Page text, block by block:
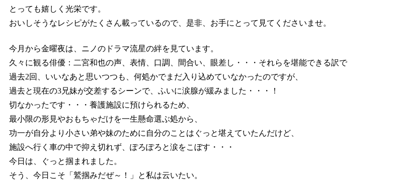
とっても嬉しく光栄です。
おいしそうなレシピがたくさん載っているので、是非、お手にとって見てくださいませ。
今月から金曜夜は、ニノのドラマ流星の絆を見ています。
久々に観る俳優：二宮和也の声、表情、口調、間合い、眼差し・・・それらを堪能できる訳で
過去2回、いいなあと思いつつも、何処かでまだ入り込めていなかったのですが、
過去と現在の3兄妹が交差するシーンで、ふいに涙腺が緩みました・・・！
切なかったです・・・養護施設に預けられるため、
最小限の形見やおもちゃだけを一生懸命選ぶ処から、
功一が自分より小さい弟や妹のために自分のことはぐっと堪えていたんだけど、
施設へ行く車の中で抑え切れず、ぽろぽろと涙をこぼす・・・
今日は、ぐっと掴まれました。
そう、今日こそ「鷲掴みだぜ～！」と私は云いたい。